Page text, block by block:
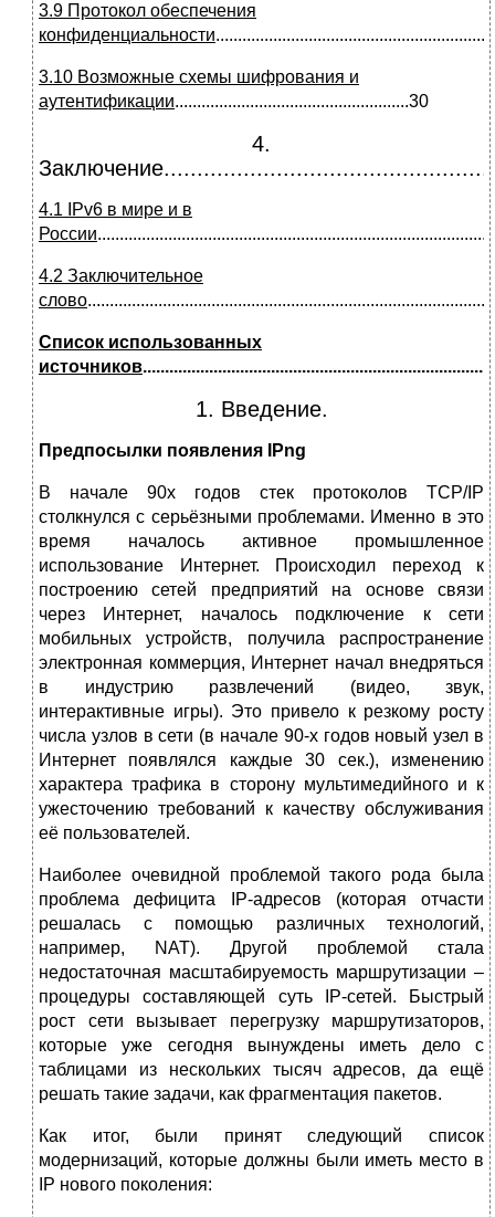
3.9 Протокол обеспечения
конфиденциальности
3.10 Возможные схемы шифрования и
аутентификации.....................................................30
4.
4.1 IPv6 в мире и в
России
4.2 Заключительное
слово
Список использованных
источников
1. Введение.
Предпосылки появления IPng
В начале 90х годов стек протоколов TCP/IP
столкнулся с серьёзными проблемами. Именно в это
время началось активное промышленное
использование Интернет. Происходил переход к
построению сетей предприятий на основе связи
через Интернет, началось подключение к сети
мобильных устройств, получила распространение
электронная коммерция, Интернет начал внедряться
в индустрию развлечений (видео, звук,
интерактивные игры). Это привело к резкому росту
числа узлов в сети (в начале 90-х годов новый узел в
Интернет появлялся каждые 30 сек.), изменению
характера трафика в сторону мультимедийного и к
ужесточению требований к качеству обслуживания
её пользователей.
Наиболее очевидной проблемой такого рода была
проблема дефицита IP-адресов (которая отчасти
решалась с помощью различных технологий,
например, NAT). Другой проблемой стала
недостаточная масштабируемость маршрутизации –
процедуры составляющей суть IP-сетей. Быстрый
рост сети вызывает перегрузку маршрутизаторов,
которые уже сегодня вынуждены иметь дело с
таблицами из нескольких тысяч адресов, да ещё
решать такие задачи, как фрагментация пакетов.
Как итог, были принят следующий список
модернизаций, которые должны были иметь место в
IP нового поколения: